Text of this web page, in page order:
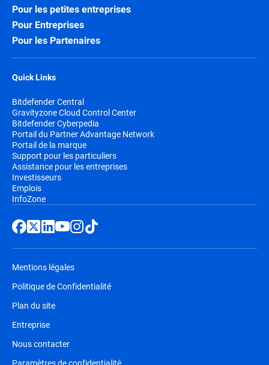
Pour les petites entreprises
Pour Entreprises
Pour les Partenaires
Quick Links
Bitdefender Central
Gravityzone Cloud Control Center
Bitdefender Cyberpedia
Portail du Partner Advantage Network
Portail de la marque
Support pour les particuliers
Assistance pour les entreprises
Investisseurs
Emplois
InfoZone
Mentions légales
Politique de Confidentialité
Plan du site
Entreprise
Nous contacter